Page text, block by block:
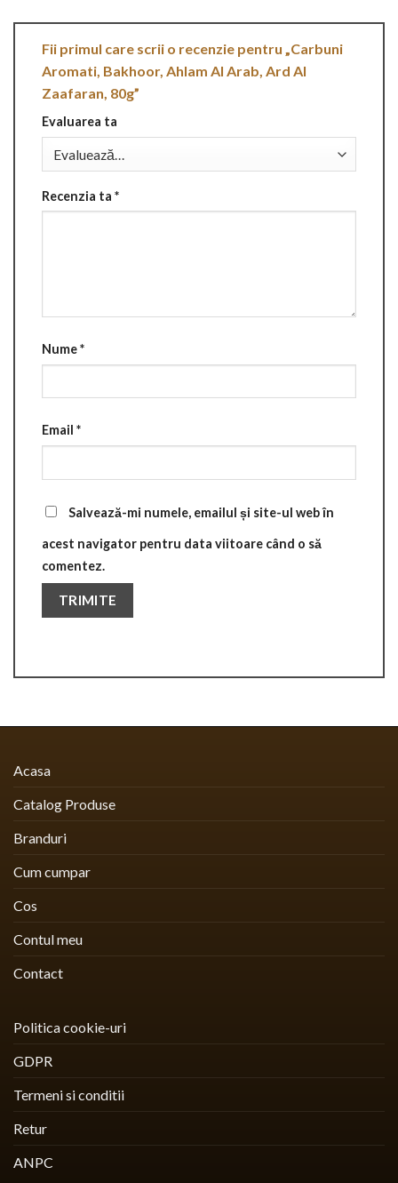
Fii primul care scrii o recenzie pentru „Carbuni
Aromati, Bakhoor, Ahlam Al Arab, Ard Al
Zaafaran, 80g”
Evaluarea ta
Recenzia ta *
Nume*
Email *
Salvează-mi numele, emailul și site-ul web în
acest navigator pentru data viitoare când o să
comentez.
Acasa
Catalog Produse
Branduri
Cum cumpar
Cos
Contul meu
Contact
Politica cookie-uri
GDPR
Termeni si conditii
Retur
ANPC